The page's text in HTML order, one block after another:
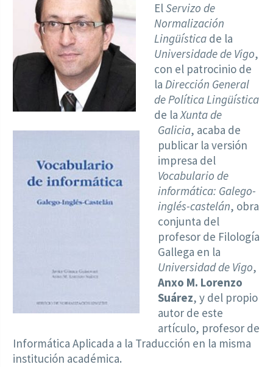
ElServizo de
Normalización
Lingüística de la
Universidade de Vigo,
con el patrocinio de
laDirección General
de Política Lingüística
de laXunta de
Galicia, acaba de
publicar la versión
impresa del
Vocabulario de
informática: Galego-
inglés-castelán, obra
conjunta del
profesor de Filología
Gallega en la
Universidad de Vigo,
Anxo M. Lorenzo
Suárez, y del propio
autor de este
artículo, profesor de
Informática Aplicada a la Traducción en la misma
institución académica.